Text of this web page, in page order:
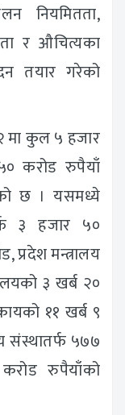
नियमितता,
र औचित्यका
तयार गरेको
मा कुल ५ हजार
करोड रुपैयाँ
छ । यसमध्ये
३ हजार ५०
प्रदेश मन्त्रालय
३ खर्ब २०
११ खर्ब ९
संस्थातर्फ ५७७
रुपैयाँको